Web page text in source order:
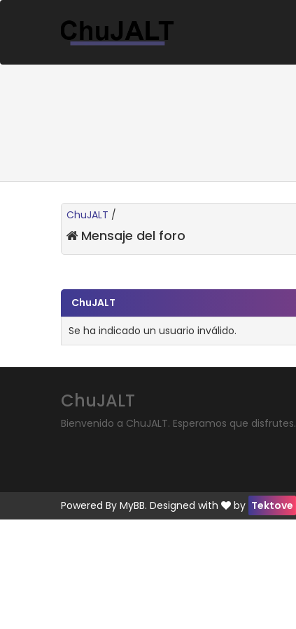
ChuJALT /
Mensaje del foro
ChuJALT
Se ha indicado un usuario inválido.
ChuJALT
Bienvenido a ChuJALT. Esperamos que disfrutes.
Powered By MyBB. Designed with by Tektove